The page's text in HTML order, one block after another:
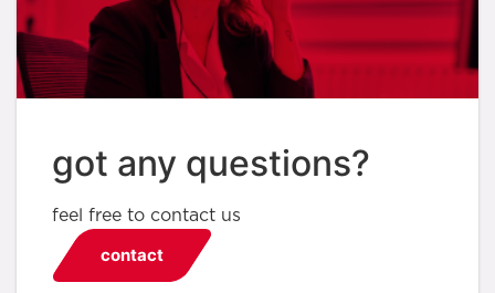
got any questions?
feel free to contact us
contact